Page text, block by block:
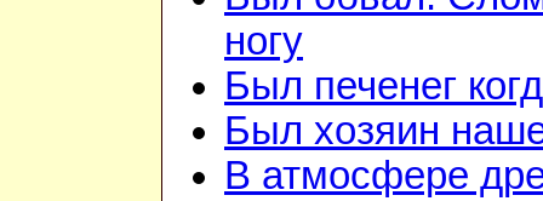
ногу
Был печенег
Был хозяин
В атмосфере